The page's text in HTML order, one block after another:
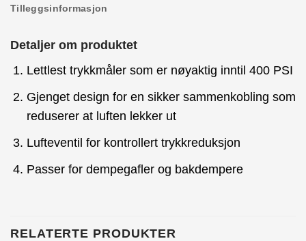
Tilleggsinformasjon
Detaljer om produktet
Lettlest trykkmåler som er nøyaktig inntil 400 PSI
Gjenget design for en sikker sammenkobling som
reduserer at luften lekker ut
Lufteventil for kontrollert trykkreduksjon
Passer for dempegafler og bakdempere
RELATERTE PRODUKTER